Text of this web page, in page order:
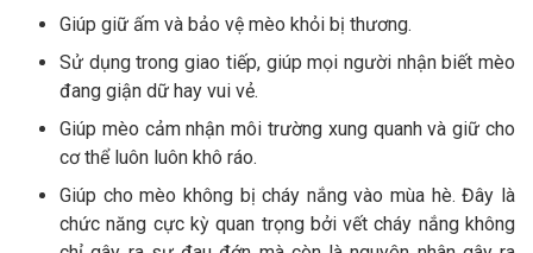
Giúp giữ ấm và bảo vệ mèo khỏi bị thương.
Sử dụng trong giao tiếp, giúp mọi người nhận biết mèo
đang giận dữ hay vui vẻ.
Giúp mèo cảm nhận môi trường xung quanh và giữ cho
cơ thể luôn luôn khô ráo.
Giúp cho mèo không bị cháy nắng vào mùa hè. Đây là
chức năng cực kỳ quan trọng bởi vết cháy nắng không